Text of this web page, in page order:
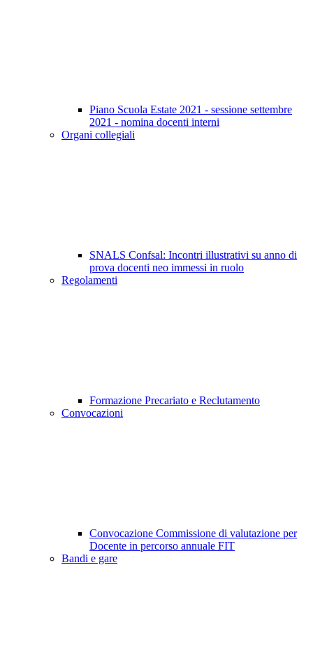
Piano Scuola Estate 2021 - sessione settembre
2021 - nomina docenti interni
Organi collegiali
SNALS Confsal: Incontri illustrativi su anno di
prova docenti neo immessi in ruolo
Regolamenti
Formazione Precariato e Reclutamento
Convocazioni
Convocazione Commissione di valutazione per
Docente in percorso annuale FIT
Bandi e gare